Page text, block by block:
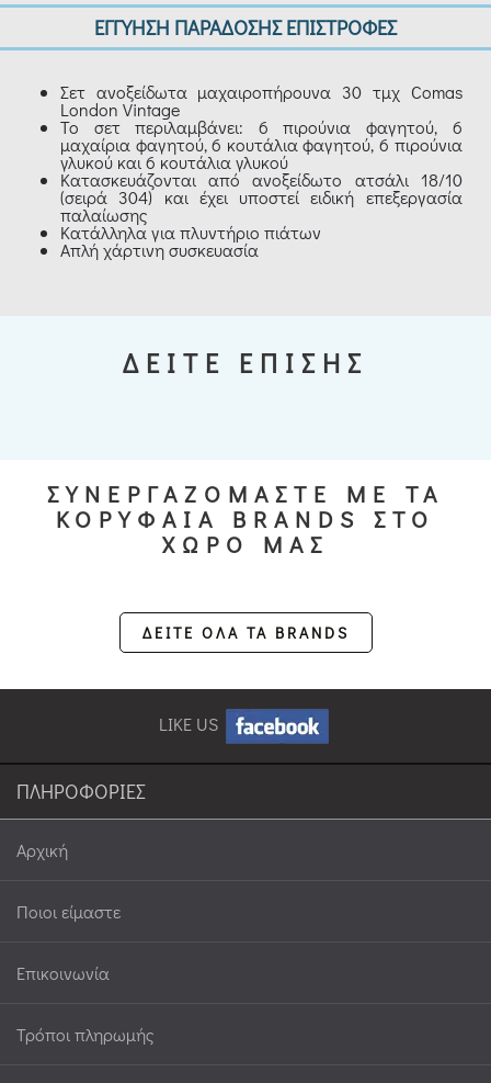
ΕΓΓΥΗΣΗ ΠΑΡΑΔΟΣΗΣ ΕΠΙΣΤΡΟΦΕΣ
Σετ ανοξείδωτα μαχαιροπήρουνα 30 τμχ Comas
London Vintage
Το σετ περιλαμβάνει: 6 πιρούνια φαγητού, 6
μαχαίρια φαγητού, 6 κουτάλια φαγητού, 6 πιρούνια
γλυκού και 6 κουτάλια γλυκού
Κατασκευάζονται από ανοξείδωτο ατσάλι 18/10
(σειρά 304) και έχει υποστεί ειδική επεξεργασία
παλαίωσης
Κατάλληλα για πλυντήριο πιάτων
Απλή χάρτινη συσκευασία
ΔΕΙΤΕ ΕΠΙΣΗΣ
ΣΥΝΕΡΓΑΖΟΜΑΣΤΕ ΜΕ ΤΑ
ΚΟΡΥΦΑΙΑ BRANDS ΣΤΟ
ΧΩΡΟ ΜΑΣ
ΔΕΙΤΕ ΟΛΑ ΤΑ BRANDS
LIKE US
ΠΛΗΡΟΦΟΡΙΕΣ
Αρχική
Ποιοι είμαστε
Επικοινωνία
Τρόποι πληρωμής